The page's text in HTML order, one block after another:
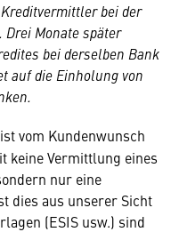
bei der
Drei Monate später
bei derselben Bank
auf die Einholung von
vom Kundenwunsch
keine Vermittlung eines
nur eine
dies aus unserer Sicht
(ESIS usw.) sind